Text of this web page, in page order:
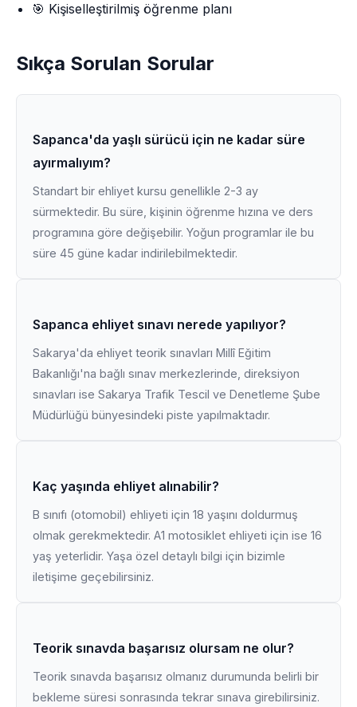
🎯 Kişiselleştirilmiş öğrenme planı
Sıkça Sorulan Sorular
Sapanca'da yaşlı sürücü için ne kadar süre
ayırmalıyım?
Standart bir ehliyet kursu genellikle 2-3 ay
sürmektedir. Bu süre, kişinin öğrenme hızına ve ders
programına göre değişebilir. Yoğun programlar ile bu
süre 45 güne kadar indirilebilmektedir.
Sapanca ehliyet sınavı nerede yapılıyor?
Sakarya'da ehliyet teorik sınavları Millî Eğitim
Bakanlığı'na bağlı sınav merkezlerinde, direksiyon
sınavları ise Sakarya Trafik Tescil ve Denetleme Şube
Müdürlüğü bünyesindeki piste yapılmaktadır.
Kaç yaşında ehliyet alınabilir?
B sınıfı (otomobil) ehliyeti için 18 yaşını doldurmuş
olmak gerekmektedir. A1 motosiklet ehliyeti için ise 16
yaş yeterlidir. Yaşa özel detaylı bilgi için bizimle
iletişime geçebilirsiniz.
Teorik sınavda başarısız olursam ne olur?
Teorik sınavda başarısız olmanız durumunda belirli bir
bekleme süresi sonrasında tekrar sınava girebilirsiniz.